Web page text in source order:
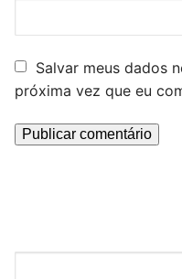
Salvar meus dados
próxima vez que eu